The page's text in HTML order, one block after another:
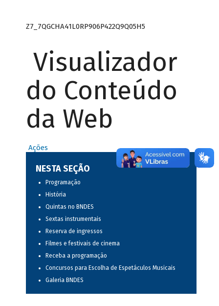
Z7_7QGCHA41L0RP906P422Q9Q05H5
Visualizador
do Conteúdo
da Web
Ações
NESTA SEÇÃO
Programação
História
Quintas no BNDES
Sextas instrumentais
Reserva de ingressos
Filmes e festivais de cinema
Receba a programação
Concursos para Escolha de Espetáculos Musicais
Galeria BNDES